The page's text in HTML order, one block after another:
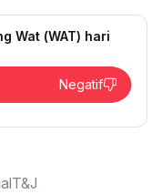
Wat (WAT) hari
Negatif
T&J